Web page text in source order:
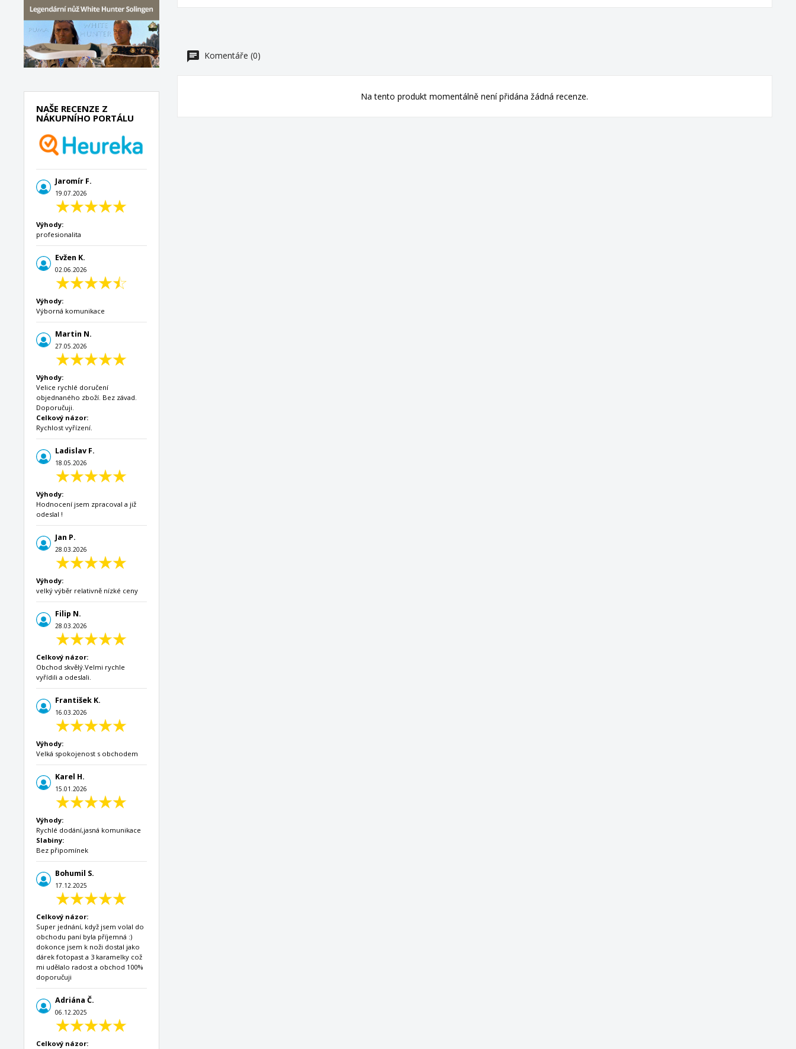
NAŠE RECENZE Z
NÁKUPNÍHO PORTÁLU
Jaromír F.
19.07.2026
Výhody:
profesionalita
Evžen K.
02.06.2026
Výhody:
Výborná komunikace
Martin N.
27.05.2026
Výhody:
Velice rychlé doručení
objednaného zboží. Bez závad.
Doporučuji.
Celkový názor:
Rychlost vyřízení.
Ladislav F.
18.05.2026
Výhody:
Hodnocení jsem zpracoval a již
odeslal !
Jan P.
28.03.2026
Výhody:
velký výběr relativně nízké ceny
Filip N.
28.03.2026
Celkový názor:
Obchod skvělý.Velmi rychle
vyřídili a odeslali.
František K.
16.03.2026
Výhody:
Velká spokojenost s obchodem
Karel H.
15.01.2026
Výhody:
Rychlé dodání,jasná komunikace
Slabiny:
Bez připomínek
Bohumil S.
17.12.2025
Celkový názor:
Super jednání, když jsem volal do
obchodu paní byla příjemná :)
dokonce jsem k noži dostal jako
dárek fotopast a 3 karamelky což
mi udělalo radost a obchod 100%
doporučuji
Adriána Č.
06.12.2025
Celkový názor:
Komentáře (0)
Na tento produkt momentálně není přidána žádná recenze.